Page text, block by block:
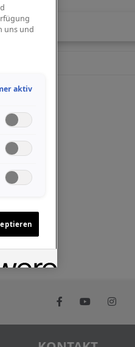
uns und
aktiv